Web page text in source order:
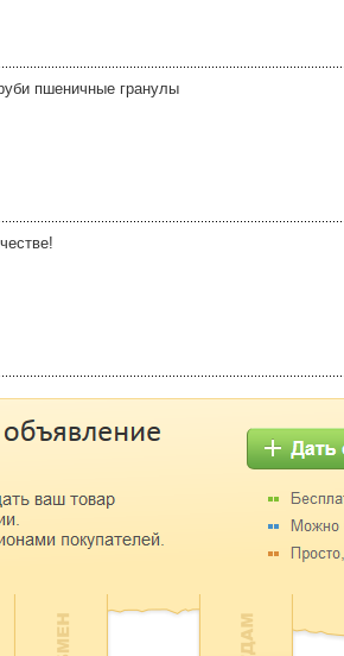
пшеничные гранулы